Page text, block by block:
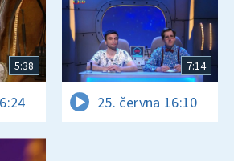
5:38 7:14
25. června 16:10